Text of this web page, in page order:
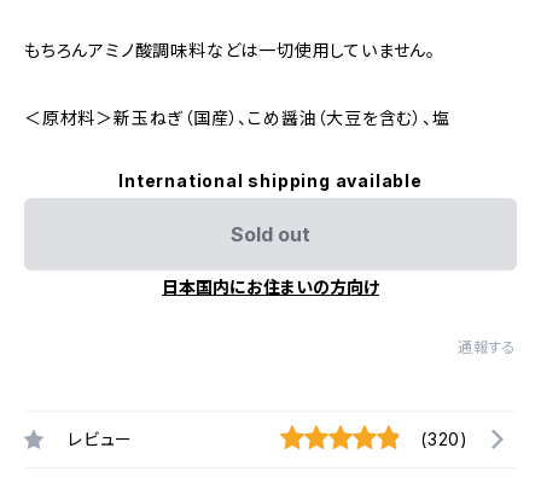
もちろんアミノ酸調味料などは一切使用していません。
＜原材料＞新玉ねぎ（国産）、こめ醤油（大豆を含む）、塩
International shipping available
Sold out
日本国内にお住まいの方向け
通報する
レビュー (320)